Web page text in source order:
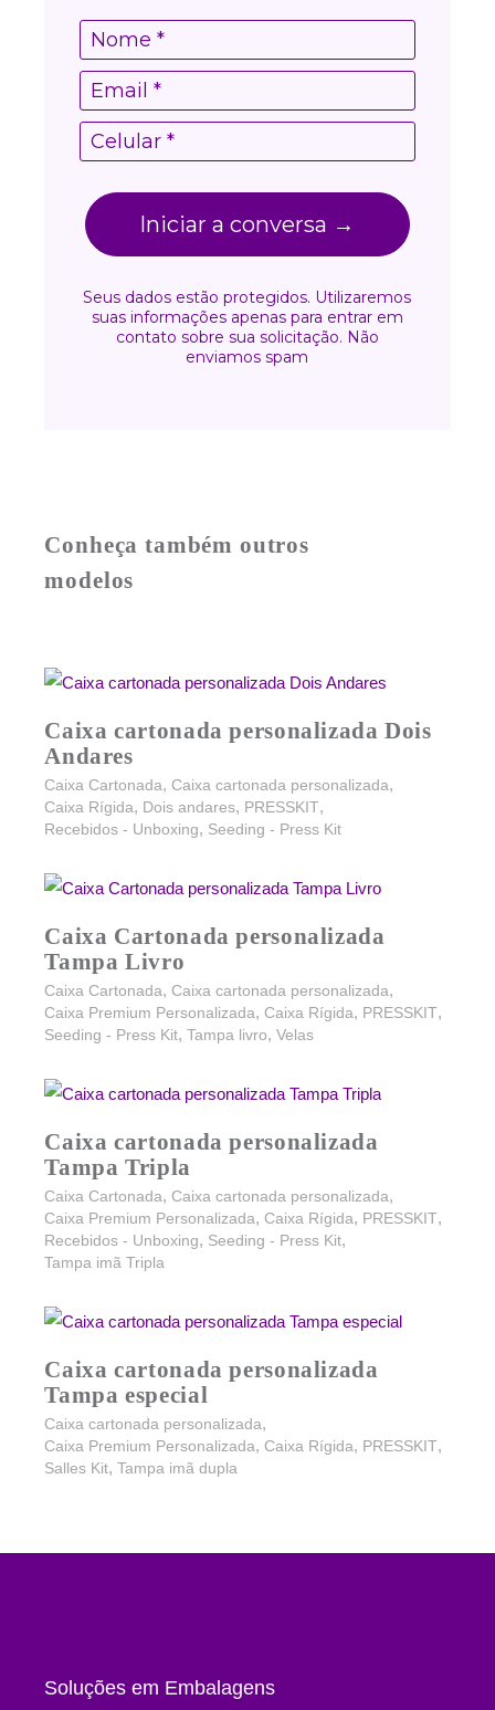
Iniciar a conversa →
Seus dados estão protegidos. Utilizaremos
suas informações apenas para entrar em
contato sobre sua solicitação. Não
enviamos spam
Caixa cartonada personalizada Dois
Andares
Caixa Cartonada, Caixa cartonada personalizada,
Caixa Rígida, Dois andares, PRESSKIT,
Recebidos - Unboxing, Seeding - Press Kit
Caixa Cartonada personalizada
Tampa Livro
Caixa Cartonada, Caixa cartonada personalizada,
Caixa Premium Personalizada, Caixa Rígida, PRESSKIT,
Seeding - Press Kit,Tampa livro,Velas
Caixa cartonada personalizada
Tampa Tripla
Caixa Cartonada, Caixa cartonada personalizada,
Caixa Premium Personalizada, Caixa Rígida, PRESSKIT,
Recebidos - Unboxing, Seeding - Press Kit,
Tampa imã Tripla
Caixa cartonada personalizada
Tampa especial
Caixa cartonada personalizada,
Caixa Premium Personalizada, Caixa Rígida, PRESSKIT,
Salles Kit,Tampa imã dupla
Soluções em Embalagens